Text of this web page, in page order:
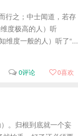
行之；中士闻道，若存
度极高的人）听
维度一般的人）听了“...
0评论 0喜欢
。归根到底就一个妄